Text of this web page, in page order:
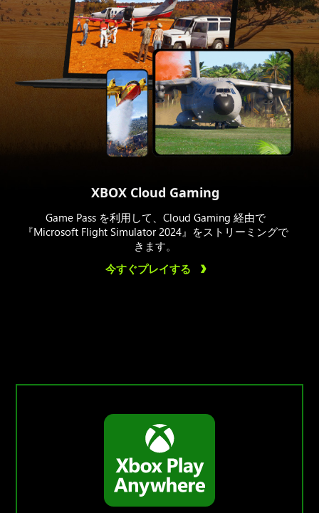
XBOX Cloud Gaming
Game Pass を利用して、Cloud Gaming 経由で
『Microsoft Flight Simulator 2024』をストリーミングで
きます。
今すぐプレイする